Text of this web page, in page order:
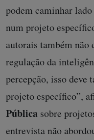
podem caminhar
num projeto
autorais também não
regulação da
percepção, isso deve
projeto específico”,
Pública sobre
entrevista não